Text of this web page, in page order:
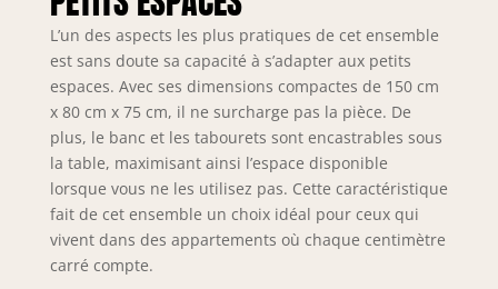
irréguliers et éviter
les rayures,
l’ensemble salle à
manger est équipé
de 2 repose-pieds
réglables et de 4
patins
antidérapants.
★DESIGN
ÉLÉGANT★ La
L’un des aspects les plus pratiques de cet ensemble
est sans doute sa capacité à s’adapter aux petits
espaces. Avec ses dimensions compactes de 150 cm
x 80 cm x 75 cm, il ne surcharge pas la pièce. De
plus, le banc et les tabourets sont encastrables sous
la table, maximisant ainsi l’espace disponible
lorsque vous ne les utilisez pas. Cette caractéristique
fait de cet ensemble un choix idéal pour ceux qui
vivent dans des appartements où chaque centimètre
carré compte.